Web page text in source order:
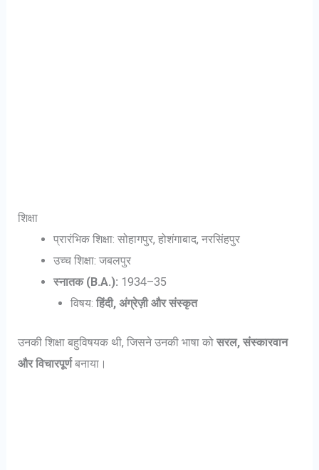
शिक्षा
प्रारंभिक शिक्षा: सोहागपुर, होशंगाबाद, नरसिंहपुर
उच्च शिक्षा: जबलपुर
स्नातक (B.A.): 1934–35
विषय:हिंदी, अंग्रेज़ी और संस्कृत
उनकी शिक्षा बहुविषयक थी, जिसने उनकी भाषा कोसरल, संस्कारवान
और विचारपूर्णबनाया।